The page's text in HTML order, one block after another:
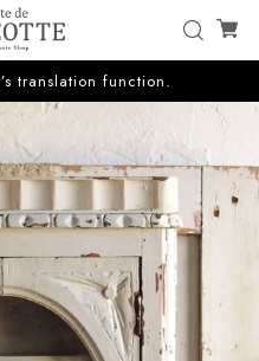
translation function.